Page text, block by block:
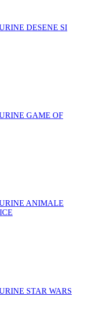
DESENE SI
GAME OF
ANIMALE
STAR WARS